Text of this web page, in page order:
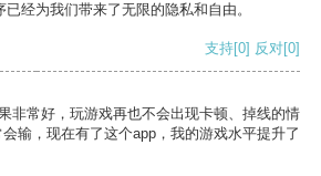
经为我们带来了无限的隐私和自由。
支持[0] 反对[0]
非常好，玩游戏再也不会出现卡顿、掉线的情
输，现在有了这个app，我的游戏水平提升了